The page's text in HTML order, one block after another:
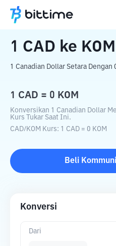
Beranda Konverter Kripto
1 CAD ke KOM
1 Canadian Dollar Setara Dengan
1 CAD = 0 KOM
Konversikan 1 Canadian Dollar
Kurs Tukar Saat Ini.
CAD/KOM Kurs: 1 CAD = 0 KOM
Beli
Konversi
Dari